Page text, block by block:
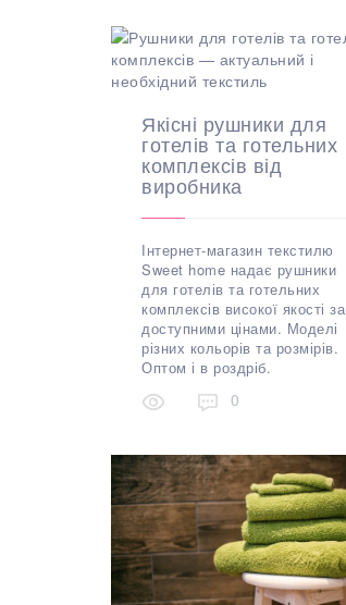
Якісні рушники для
готелів та готельних
комплексів від
виробника
Інтернет-магазин текстилю
Sweet home надає рушники
для готелів та готельних
комплексів високої якості за
доступними цінами. Моделі
різних кольорів та розмірів.
Оптом і в роздріб.
0